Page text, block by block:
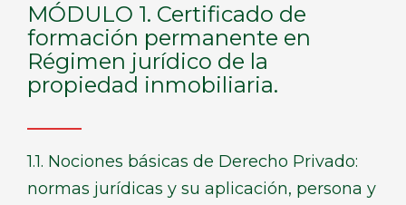
MÓDULO 1. Certificado de
formación permanente en
Régimen jurídico de la
propiedad inmobiliaria.
1.1. Nociones básicas de Derecho Privado:
normas jurídicas y su aplicación, persona y